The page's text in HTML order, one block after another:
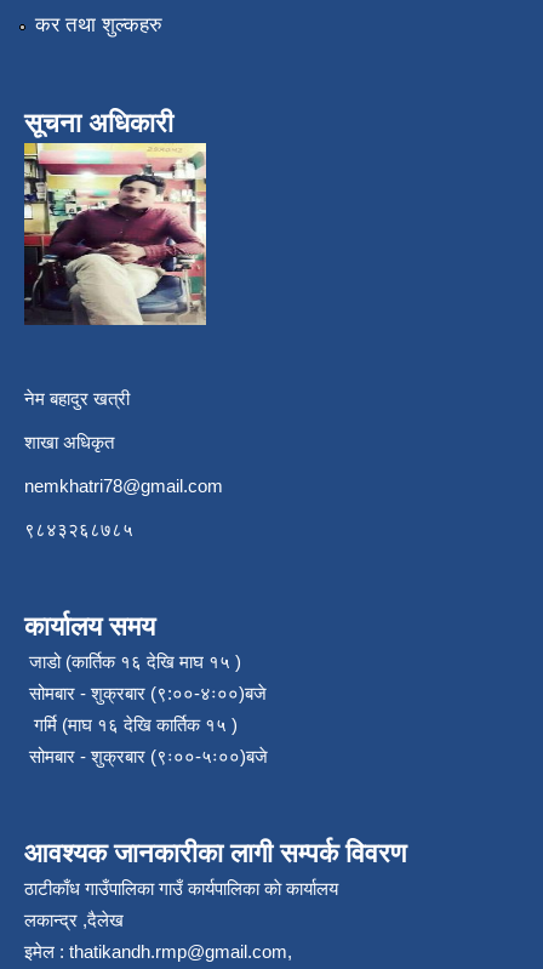
कर तथा शुल्कहरु
सूचना अधिकारी
नेम बहादुर खत्री
शाखा अधिकृत
nemkhatri78@gmail.com
९८४३२६८७८५
कार्यालय समय
जाडो (कार्तिक १६ देखि माघ १५ )
सोमबार - शुक्रबार (९:००-४ः००)बजे
गर्मि (माघ १६ देखि कार्तिक १५ )
सोमबार - शुक्रबार (९ः००-५ः००)बजे
आवश्यक जानकारीका लागी सम्पर्क विवरण
ठाटीकाँध गाउँपालिका गाउँ कार्यपालिका काे कार्यालय
लकान्द्र ,दैलेख
इमेल : thatikandh.rmp@gmail.com,